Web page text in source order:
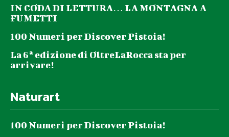
IN CODA DI LETTURA… LA MONTAGNA A
FUMETTI
100 Numeri per Discover Pistoia!
La 6ª edizione di OltreLaRocca sta per
arrivare!
Naturart
100 Numeri per Discover Pistoia!